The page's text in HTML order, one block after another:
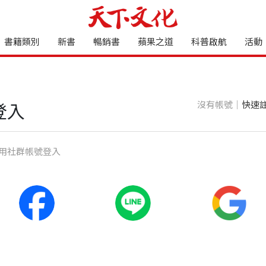
書籍類別 新書 暢銷書 蘋果之道 科普啟航 活動
入 沒有帳號｜ 快速
社群帳號登入